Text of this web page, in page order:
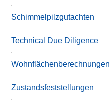
Schimmelpilzgutachten
Technical Due Diligence
Wohnflächenberechnungen
Zustandsfeststellungen